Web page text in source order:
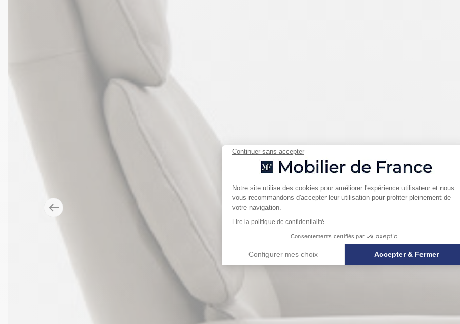
Continuer sans accepter
Plateforme de Gestion du
Notre site utilise des cookies pour améliorer l'expérience utilisateur et nous
vous recommandons d'accepter leur utilisation pour profiter pleinement de
votre navigation.
Lire la politique de confidentialité
Consentements certifiés par
Configurer mes choix Accepter & Fermer
Axeptio consent